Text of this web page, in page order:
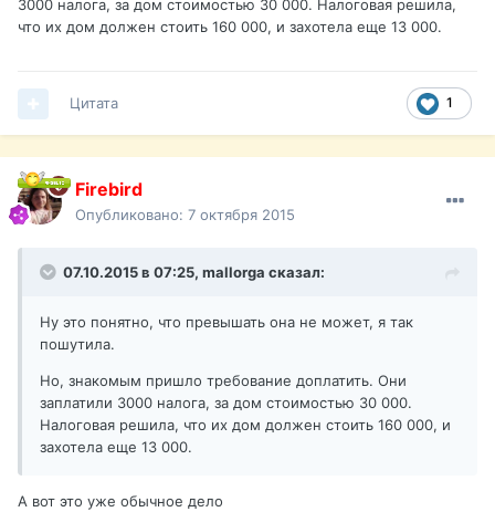
3000 налога, за дом стоимостью 30 000. Налоговая решила,
что их дом должен стоить 160 000, и захотела еще 13 000.
1
Цитата
Firebird
Опубликовано: 7 октября 2015
07.10.2015 в 07:25, mallorga сказал:
Ну это понятно, что превышать она не может, я так
пошутила.
Но, знакомым пришло требование доплатить. Они
заплатили 3000 налога, за дом стоимостью 30 000.
Налоговая решила, что их дом должен стоить 160 000, и
захотела еще 13 000.
А вот это уже обычное дело